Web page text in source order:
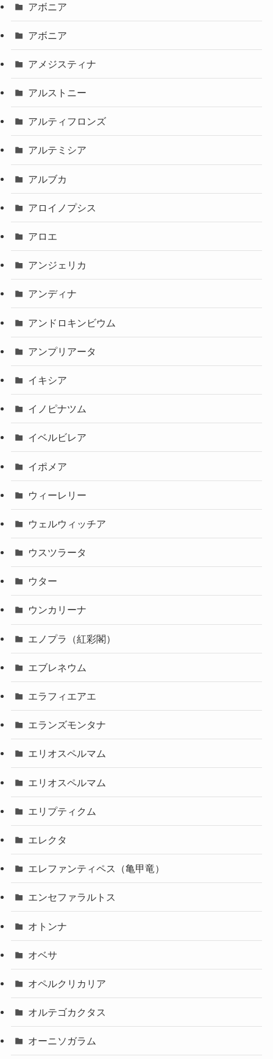
アボニア
アボニア
アメジスティナ
アルストニー
アルティフロンズ
アルテミシア
アルブカ
アロイノプシス
アロエ
アンジェリカ
アンディナ
アンドロキンビウム
アンプリアータ
イキシア
イノピナツム
イベルビレア
イポメア
ウィーレリー
ウェルウィッチア
ウスツラータ
ウター
ウンカリーナ
エノプラ（紅彩閣）
エブレネウム
エラフィエアエ
エランズモンタナ
エリオスペルマム
エリオスペルマム
エリプティクム
エレクタ
エレファンティペス（亀甲竜）
エンセファラルトス
オトンナ
オベサ
オペルクリカリア
オルテゴカクタス
オーニソガラム